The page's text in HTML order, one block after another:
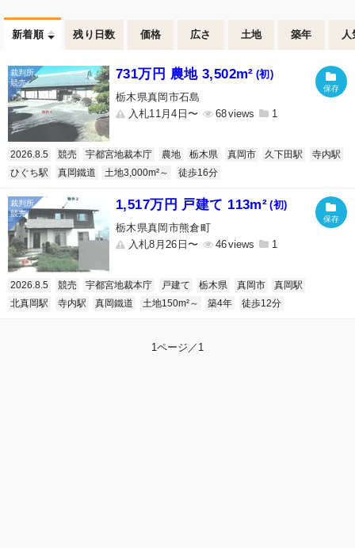
新着順 残り日数 価格 広さ 土地 築年 人
731万円 農地 3,502m² (初)
栃木県真岡市石島
入札11月4日〜
68 1
2026.8.5 競売 宇都宮地裁本庁 農地 栃木県 真岡市 久下田駅
寺内駅
ひぐち駅
真岡鐵道 土地3,000m²～ 徒歩16分
1,517万円 戸建て 113m² (初)
栃木県真岡市熊倉町
入札8月26日〜
46 1
2026.8.5 競売 宇都宮地裁本庁 戸建て 栃木県 真岡市
真岡駅
北真岡駅
寺内駅 真岡鐵道 土地150m²～ 築4年 徒歩12分
1ページ／1